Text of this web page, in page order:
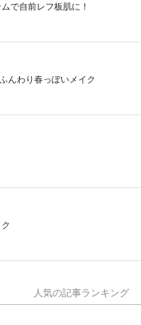
で自前レフ板肌に！
んわり春っぽいメイク
人気の記事ランキング